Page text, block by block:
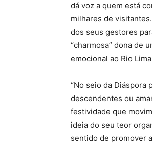
dá voz a quem está
milhares de
dos seus gestores
“charmosa” dona de
emocional ao Rio
“No seio da Diáspora
descendentes ou
festividade que
ideia do seu teor
sentido de promover